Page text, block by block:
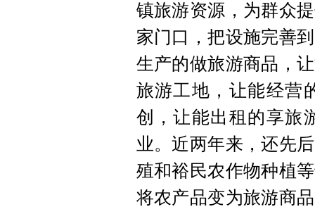
镇旅游资源，为群众
家门口，把设施完善
生产的做旅游商品，
旅游工地，让能经营
创，让能出租的享旅
业。近两年来，还先
殖和裕民农作物种植
将农产品变为旅游商